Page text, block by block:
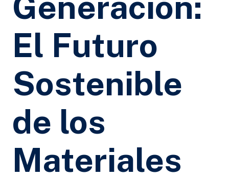
El Futuro
Sostenible
de los
Materiales